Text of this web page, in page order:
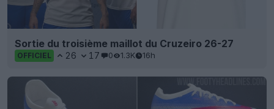
Sortie du troisième maillot du Cruzeiro 26-27
OFFICIEL 26 17 0 1.3K 16h